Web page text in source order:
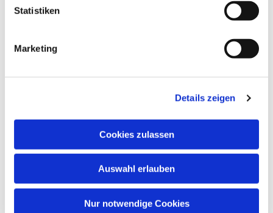
Statistiken
Marketing
Details zeigen
Cookies zulassen
Auswahl erlauben
Nur notwendige Cookies
Dies könnte Sie auch
interessieren